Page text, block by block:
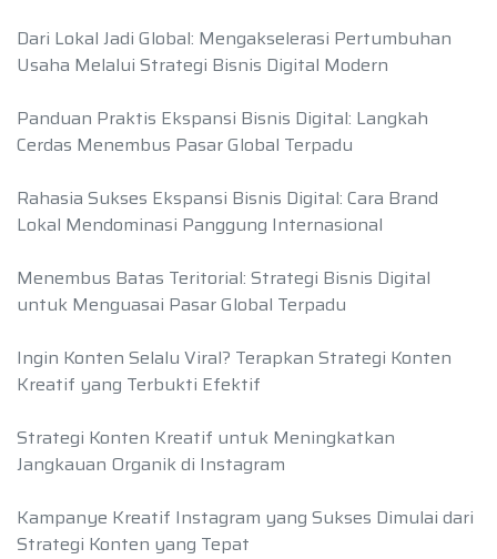
Dari Lokal Jadi Global: Mengakselerasi Pertumbuhan
Usaha Melalui Strategi Bisnis Digital Modern
Panduan Praktis Ekspansi Bisnis Digital: Langkah
Cerdas Menembus Pasar Global Terpadu
Rahasia Sukses Ekspansi Bisnis Digital: Cara Brand
Lokal Mendominasi Panggung Internasional
Menembus Batas Teritorial: Strategi Bisnis Digital
untuk Menguasai Pasar Global Terpadu
Ingin Konten Selalu Viral? Terapkan Strategi Konten
Kreatif yang Terbukti Efektif
Strategi Konten Kreatif untuk Meningkatkan
Jangkauan Organik di Instagram
Kampanye Kreatif Instagram yang Sukses Dimulai dari
Strategi Konten yang Tepat